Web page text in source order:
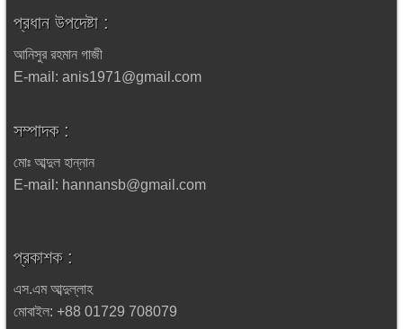
প্রধান উপদেষ্টা :
আনিসুর রহমান গাজী
E-mail: anis1971@gmail.com
সম্পাদক :
মোঃ আব্দুল হান্নান
E-mail: hannansb@gmail.com
প্রকাশক :
এস.এম আব্দুল্লাহ
মোবাইল: +88 01729 708079